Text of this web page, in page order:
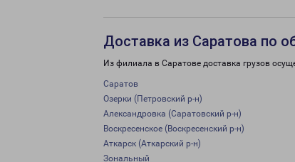
Доставка из Саратова по
Из филиала в Саратове доставка грузов
Саратов
Озерки (Петровский р-н)
Александровка (Саратовский р-н)
Воскресенское (Воскресенский р-н)
Аткарск (Аткарский р-н)
Зональный